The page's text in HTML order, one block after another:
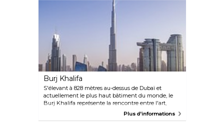
lisses. Essayez le hammam turc du spa du
One&Only Royal Mirage ou le hammam marocain
Burj Khalifa
S'élevant à 828 mètres au-dessus de Dubaï et
actuellement le plus haut bâtiment du monde, le
Burj Khalifa représente la rencontre entre l'art,
l'ingénierie et le patrimoine. Il abrite de nombreux
bureaux, des résidences privées, les 160 chambres de
Plus d'informations